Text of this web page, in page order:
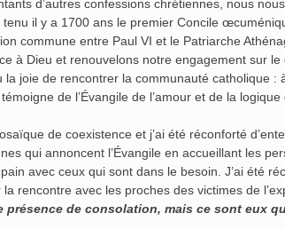
d’autres confessions chrétiennes, nous
tenu il y a 1700 ans le premier Concile
commune entre Paul VI et le Patriarche
à Dieu et renouvelons notre engagement sur
la joie de rencontrer la communauté catholique
de l’Évangile de l’amour et de la
de coexistence et j’ai été réconforté
qui annoncent l’Évangile en accueillant les
avec ceux qui sont dans le besoin. J’ai été
rencontre avec les proches des victimes de
présence de consolation, mais ce sont eux